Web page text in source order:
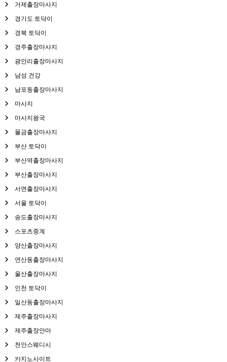
거제출장마사지
경기도 토닥이
경북 토닥이
경주출장마사지
광안리출장마사지
남성 건강
남포동출장마사지
마사지
마사지왕국
물금출장마사지
부산 토닥이
부산역출장마사지
부산출장마사지
서면출장마사지
서울 토닥이
송도출장마사지
스포츠중계
양산출장마사지
연산동출장마사지
울산출장마사지
인천 토닥이
일산동출장마사지
제주출장마사지
제주출장안마
천안스웨디시
카지노사이트